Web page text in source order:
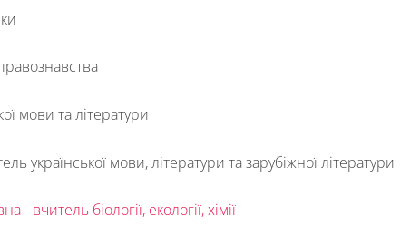
мови та літератури
української мови, літератури та зарубіжної літератури
вчитель біології, екології, хімії